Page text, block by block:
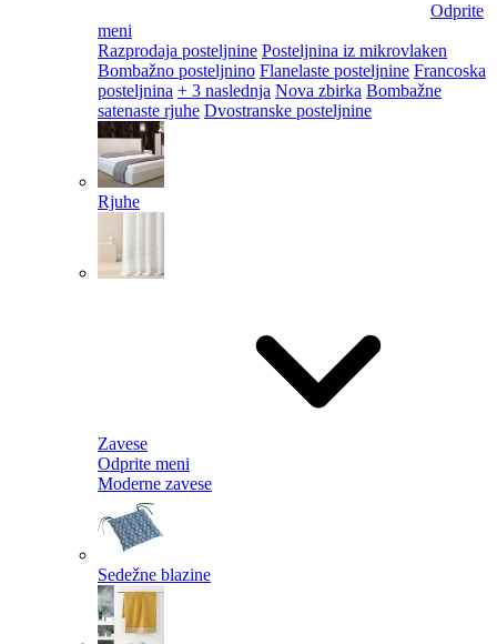
Odprite
meni
Razprodaja posteljnine Posteljnina iz mikrovlaken
Bombažno posteljnino Flanelaste posteljnine Francoska
posteljnina + 3 naslednja Nova zbirka Bombažne
satenaste rjuhe Dvostranske posteljnine
Rjuhe
Zavese
Odprite meni
Moderne zavese
Sedežne blazine